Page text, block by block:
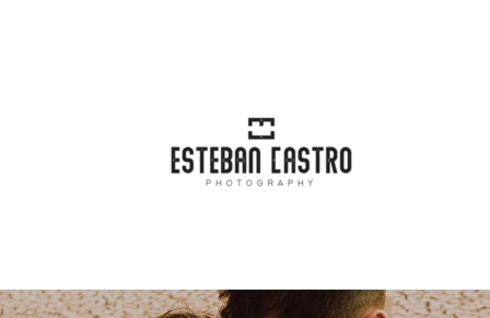
Blog Categorías